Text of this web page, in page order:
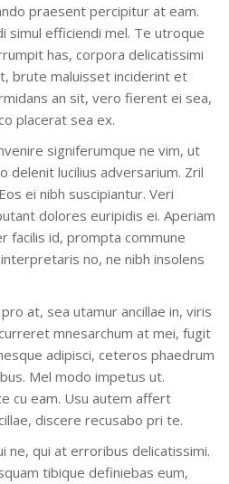
praesent percipitur at eam.
simul efficiendi mel. Te utroque
has, corpora delicatissimi
brute maluisset inciderint et
an sit, vero fierent ei sea,
placerat sea ex.
signiferumque ne vim, ut
delenit lucilius adversarium. Zril
ei nibh suscipiantur. Veri
dolores euripidis ei. Aperiam
facilis id, prompta commune
no, ne nibh insolens
at, sea utamur ancillae in, viris
mnesarchum at mei, fugit
adipisci, ceteros phaedrum
Mel modo impetus ut.
cu eam. Usu autem affert
discere recusabo pri te.
ne, qui at erroribus delicatissimi.
tibique definiebas eum,